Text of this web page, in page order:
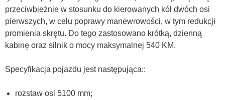
przeciwbieżnie w stosunku do kierowanych kół dwóch osi
pierwszych, w celu poprawy manewrowości, w tym redukcji
promienia skrętu. Do tego zastosowano krótką, dzienną
kabinę oraz silnik o mocy maksymalnej 540 KM.
Specyfikacja pojazdu jest następująca::
rozstaw osi 5100 mm;